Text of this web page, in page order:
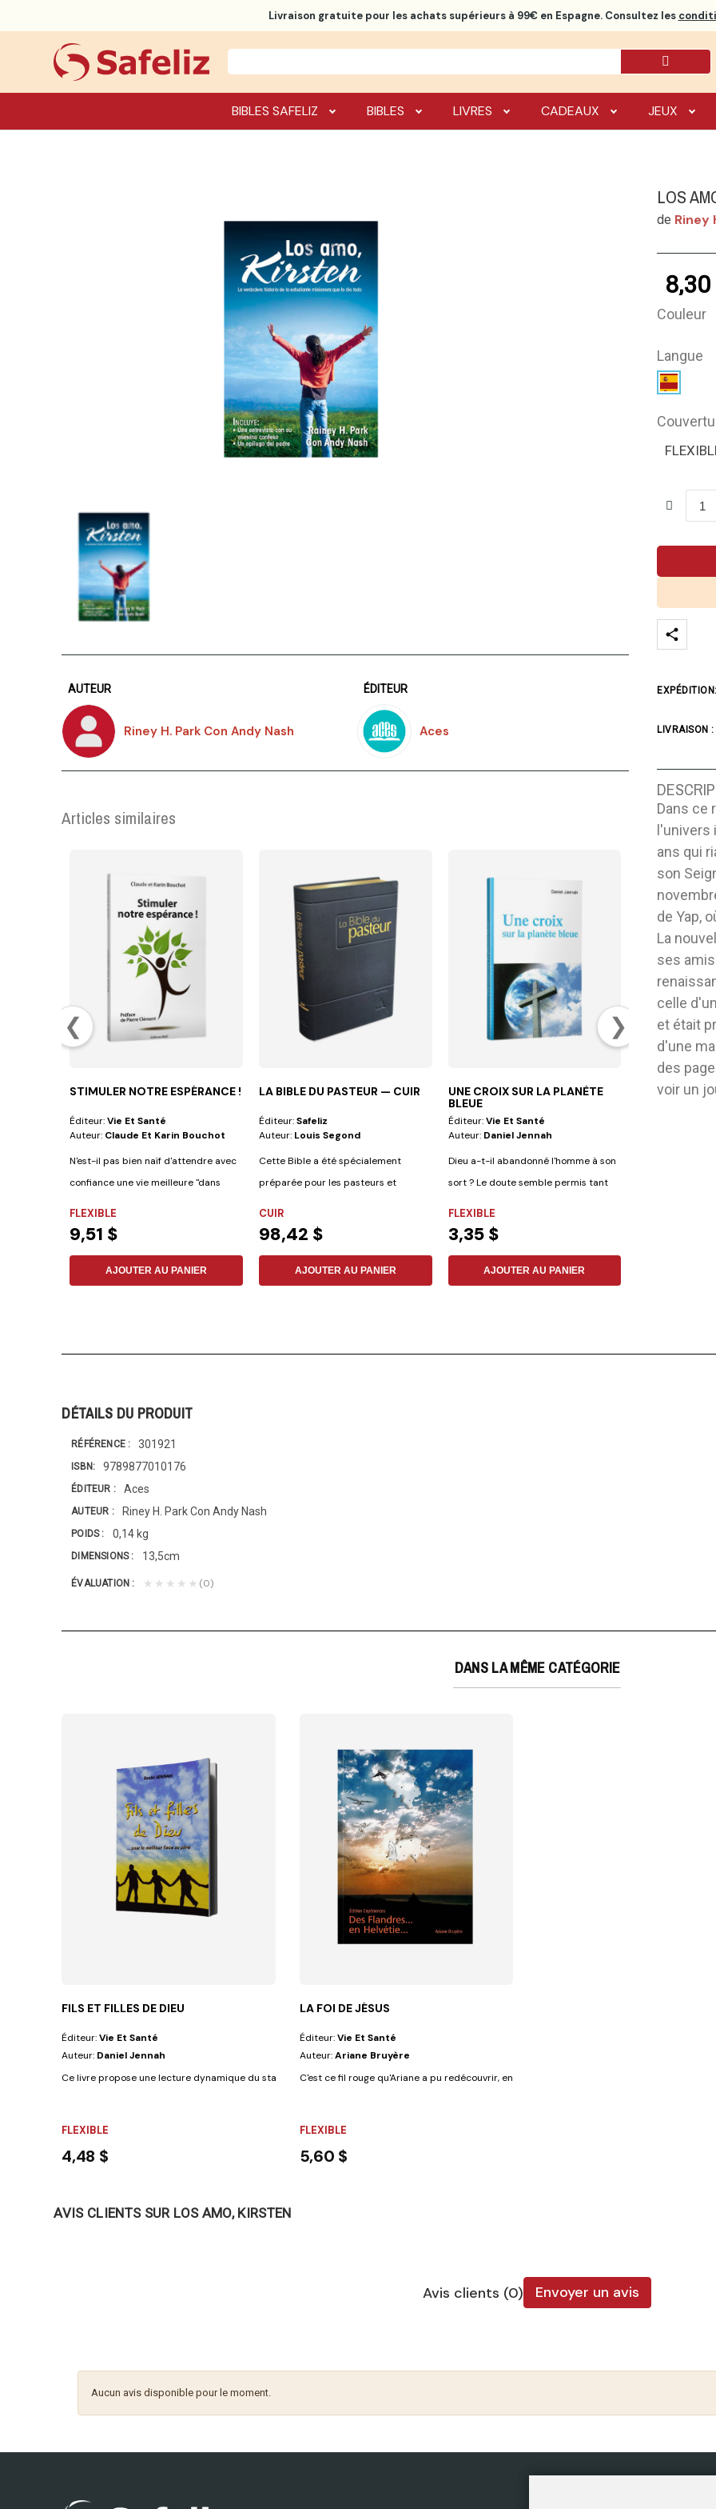
Livraison gratuitepour les achats supérieurs à 99€ en Espagne. Consultez les
BIBLES SAFELIZ BIBLES LIVRES CADEAUX JEUX
AUTEUR
Riney H. Park Con Andy Nash
ÉDITEUR
Aces
Articles similaires
❮ ❯
STIMULER NOTRE ESPÉRANCE !
Éditeur:Vie Et Santé
Auteur: Claude Et Karin Bouchot
N'est-il pas bien naïf d'attendre avec
confiance une vie meilleure "dans
FLEXIBLE
9,51 $
AJOUTER AU PANIER
LA BIBLE DU PASTEUR — CUIR
Éditeur:Safeliz
Auteur: Louis Segond
Cette Bible a été spécialement
préparée pour les pasteurs et
CUIR
98,42 $
AJOUTER AU PANIER
UNE CROIX SUR LA PLANÈTE
BLEUE
Éditeur:Vie Et Santé
Auteur: Daniel Jennah
Dieu a-t-il abandonné l'homme à son
sort ? Le doute semble permis tant
FLEXIBLE
3,35 $
AJOUTER AU PANIER
FACE À LA
LOS
de Riney
8,30
Couleur
Langue
EXPÉDITION:
LIVRAISON :
Dans ce
ans qui
son
de Yap,
La
ses
celle
et était
d'une
des
voir un
DÉTAILS DU PRODUIT
RÉFÉRENCE 301921
ISBN 9789877010176
ÉDITEUR Aces
AUTEUR Riney H. Park Con Andy Nash
POIDS 0,14 kg
DIMENSIONS 13,5cm
ÉVALUATION ★★★★★ (0)
DANS LA MÊME CATÉGORIE
FILS ET FILLES DE DIEU
Éditeur:Vie Et Santé
Auteur: Daniel Jennah
Ce livre propose une lecture dynamique du statut filial accordé aux disciples de...
FLEXIBLE
4,48 $
LA FOI DE JÉSUS
Éditeur:Vie Et Santé
Auteur:Ariane Bruyère
C'est ce fil rouge qu'Ariane a pu redécouvrir, en se remémorant ses expériences,...
FLEXIBLE
5,60 $
AVIS CLIENTS SUR LOS AMO, KIRSTEN
Avis clients (0) Envoyer un avis
Aucun avis disponible pour le moment.